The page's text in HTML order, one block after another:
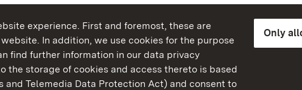
experience. First and foremost, these are
In addition, we use cookies for the purpose
find further information in our data privacy
the storage of cookies and access thereto is based
and Telemedia Data Protection Act) and consent to
Only